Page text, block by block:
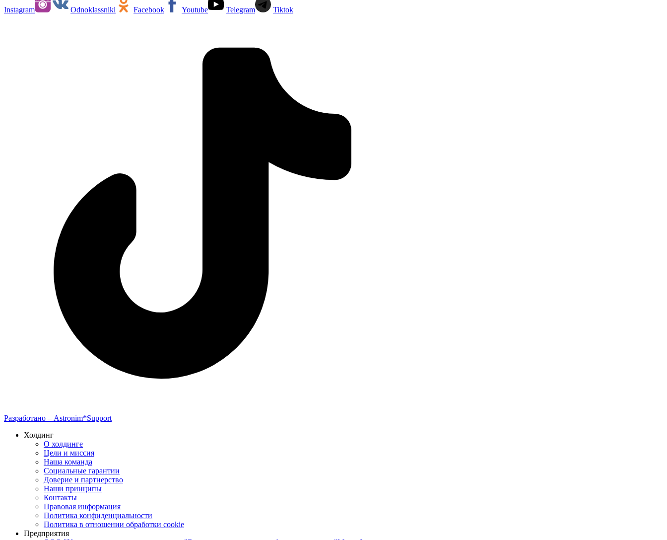
Instagram Odnoklassniki Facebook Youtube Telegram Tiktok
Разработано – Astronim*Support
Холдинг
О холдинге
Цели и миссия
Наша команда
Социальные гарантии
Доверие и партнерство
Наши принципы
Контакты
Правовая информация
Политика конфиденциальности
Политика в отношении обработки cookie
Предприятия